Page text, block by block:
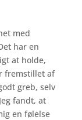
med
har en
at holde,
fremstillet af
greb, selv
fandt, at
en følelse